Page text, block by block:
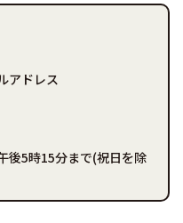
アドレス
後5時15分まで(祝日を除